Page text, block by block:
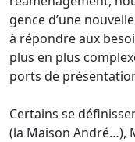
gence d’une
à répondre aux
plus en plus
ports de
Certains se
(la Maison André…),